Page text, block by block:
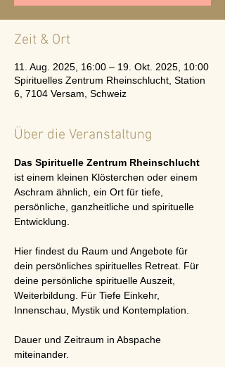
Zeit & Ort
11. Aug. 2025, 16:00 – 19. Okt. 2025, 10:00
Spirituelles Zentrum Rheinschlucht, Station
6, 7104 Versam, Schweiz
Über die Veranstaltung
Das Spirituelle Zentrum Rheinschlucht
ist einem kleinen Klösterchen oder einem
Aschram ähnlich, ein Ort für tiefe,
persönliche, ganzheitliche und spirituelle
Entwicklung.
Hier findest du Raum und Angebote für
dein persönliches spirituelles Retreat. Für
deine persönliche spirituelle Auszeit,
Weiterbildung. Für Tiefe Einkehr,
Innenschau, Mystik und Kontemplation.
Dauer und Zeitraum in Abspache
miteinander.